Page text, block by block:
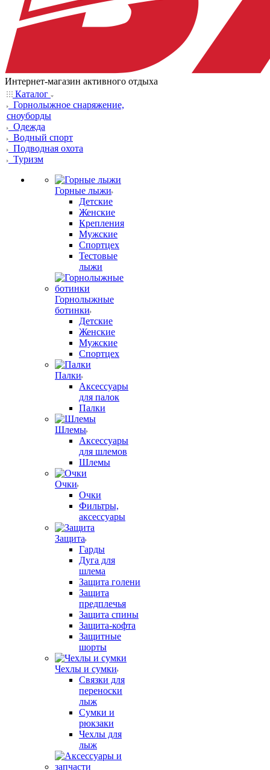
Интернет-магазин активного отдыха
Каталог
Горнолыжное снаряжение,
сноуборды
Одежда
Водный спорт
Подводная охота
Туризм
Горные лыжи
Детские
Женские
Крепления
Мужские
Спортцех
Тестовые
лыжи
Горнолыжные
ботинки
Детские
Женские
Мужские
Спортцех
Палки
Аксессуары
для палок
Палки
Шлемы
Аксессуары
для шлемов
Шлемы
Очки
Очки
Фильтры,
аксессуары
Защита
Гарды
Дуга для
шлема
Защита голени
Защита
предплечья
Защита спины
Защита-кофта
Защитные
шорты
Чехлы и сумки
Связки для
переноски
лыж
Сумки и
рюкзаки
Чехлы для
лыж